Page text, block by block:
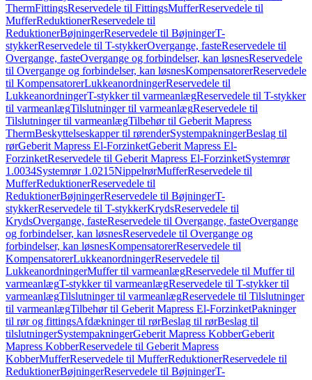
ThermFittingsReservedele til FittingsMufferReservedele til
MufferReduktionerReservedele til
ReduktionerBøjningerReservedele til BøjningerT-
stykkerReservedele til T-stykkerOvergange, fasteReservedele til
Overgange, fasteOvergange og forbindelser, kan løsnesReservedele
til Overgange og forbindelser, kan løsnesKompensatorerReservedele
til KompensatorerLukkeanordningerReservedele til
LukkeanordningerT-stykker til varmeanlægReservedele til T-stykker
til varmeanlægTilslutninger til varmeanlægReservedele til
Tilslutninger til varmeanlægTilbehør til Geberit Mapress
ThermBeskyttelseskapper til rørenderSystempakningerBeslag til
rørGeberit Mapress El-ForzinketGeberit Mapress El-
ForzinketReservedele til Geberit Mapress El-ForzinketSystemrør
1.0034Systemrør 1.0215NippelrørMufferReservedele til
MufferReduktionerReservedele til
ReduktionerBøjningerReservedele til BøjningerT-
stykkerReservedele til T-stykkerKrydsReservedele til
KrydsOvergange, fasteReservedele til Overgange, fasteOvergange
og forbindelser, kan løsnesReservedele til Overgange og
forbindelser, kan løsnesKompensatorerReservedele til
KompensatorerLukkeanordningerReservedele til
LukkeanordningerMuffer til varmeanlægReservedele til Muffer til
varmeanlægT-stykker til varmeanlægReservedele til T-stykker til
varmeanlægTilslutninger til varmeanlægReservedele til Tilslutninger
til varmeanlægTilbehør til Geberit Mapress El-ForzinketPakninger
til rør og fittingsAfdækninger til rørBeslag til rørBeslag til
tilslutningerSystempakningerGeberit Mapress KobberGeberit
Mapress KobberReservedele til Geberit Mapress
KobberMufferReservedele til MufferReduktionerReservedele til
ReduktionerBøjningerReservedele til BøjningerT-